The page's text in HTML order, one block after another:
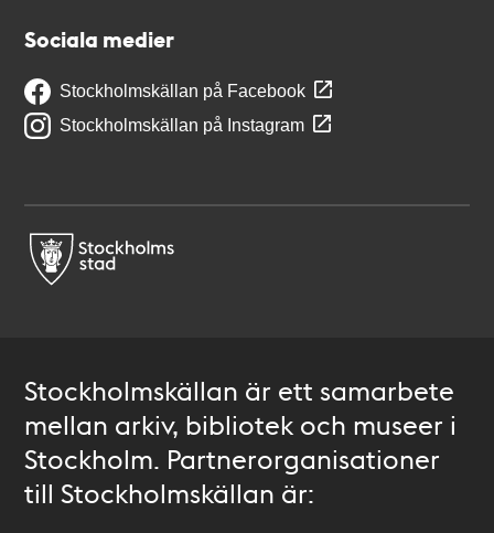
Sociala medier
Stockholmskällan på Facebook
Stockholmskällan på Instagram
Stockholmskällan är ett samarbete
mellan arkiv, bibliotek och museer i
Stockholm. Partnerorganisationer
till Stockholmskällan är: